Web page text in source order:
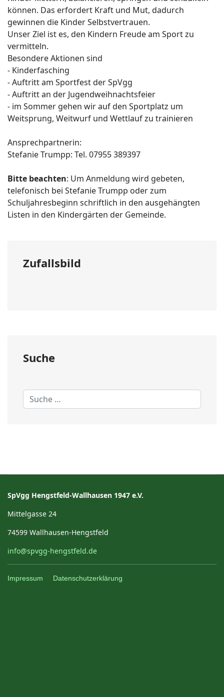
können. Das erfordert Kraft und Mut, dadurch
gewinnen die Kinder Selbstvertrauen.
Unser Ziel ist es, den Kindern Freude am Sport zu
vermitteln.
Besondere Aktionen sind
- Kinderfasching
- Auftritt am Sportfest der SpVgg
- Auftritt an der Jugendweihnachtsfeier
- im Sommer gehen wir auf den Sportplatz um
Weitsprung, Weitwurf und Wettlauf zu trainieren
Ansprechpartnerin:
Stefanie Trumpp: Tel. 07955 389397
Bitte beachten: Um Anmeldung wird gebeten,
telefonisch bei Stefanie Trumpp oder zum
Schuljahresbeginn schriftlich in den ausgehängten
Listen in den Kindergärten der Gemeinde.
Zufallsbild
Suche
Suchen
SpVgg Hengstfeld-Wallhausen 1947 e.V.
Mittelgasse 24
74599 Wallhausen-Hengstfeld
info@spvgg-hengstfeld.de
Impressum Datenschutzerklärung